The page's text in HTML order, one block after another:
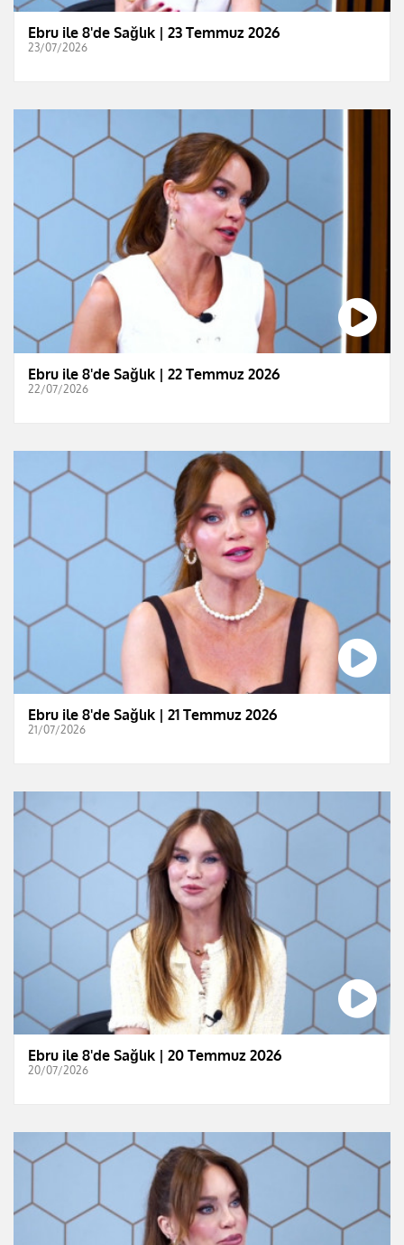
Ebru ile 8'de Sağlık | 23 Temmuz 2026
23/07/2026
Ebru ile 8'de Sağlık | 22 Temmuz 2026
22/07/2026
Ebru ile 8'de Sağlık | 21 Temmuz 2026
21/07/2026
Ebru ile 8'de Sağlık | 20 Temmuz 2026
20/07/2026